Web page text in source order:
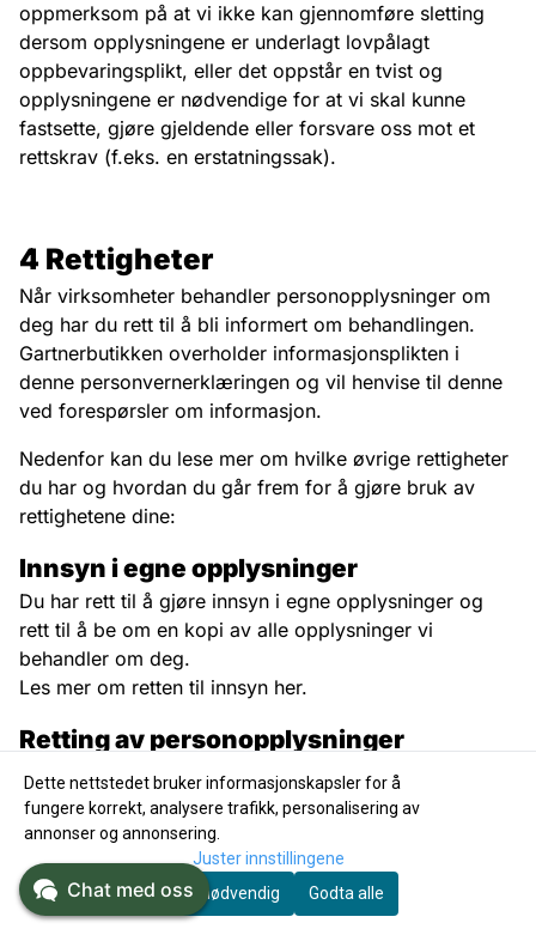
oppmerksom på at vi ikke kan gjennomføre sletting
dersom opplysningene er underlagt lovpålagt
oppbevaringsplikt, eller det oppstår en tvist og
opplysningene er nødvendige for at vi skal kunne
fastsette, gjøre gjeldende eller forsvare oss mot et
rettskrav (f.eks. en erstatningssak).
4 Rettigheter
Når virksomheter behandler personopplysninger om
deg har du rett til å bli informert om behandlingen.
Gartnerbutikken overholder informasjonsplikten i
denne personvernerklæringen og vil henvise til denne
ved forespørsler om informasjon.
Nedenfor kan du lese mer om hvilke øvrige rettigheter
du har og hvordan du går frem for å gjøre bruk av
rettighetene dine:
Innsyn i egne opplysninger
Du har rett til å gjøre innsyn i egne opplysninger og
rett til å be om en kopi av alle opplysninger vi
behandler om deg.
Les mer om retten til innsyn her.
Retting av personopplysninger
Du har rett til å be oss rette eller supplere opplysninger
som er feilaktige eller ufullstendige.
Les mer om retten til å rette eller supplere
opplysninger her.
Sletting av personopplysninger
Dette nettstedet bruker informasjonskapsler for å
fungere korrekt, analysere trafikk, personalisering av
annonser og annonsering.
Juster innstillingene
Godta nødvendig
Godta alle
Chat med oss